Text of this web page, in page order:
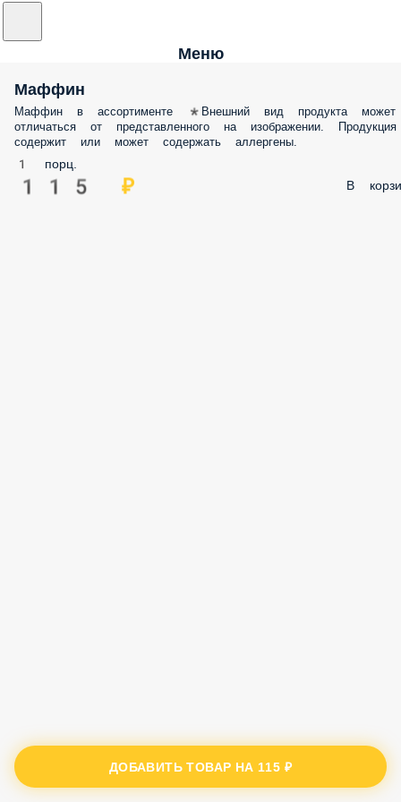
Меню
Маффин
Маффин в ассортименте *Внешний вид продукта может
отличаться от представленного на изображении. Продукция
содержит или может содержать аллергены.
1 порц.
115 ₽ В
ДОБАВИТЬ ТОВАР НА 115 ₽